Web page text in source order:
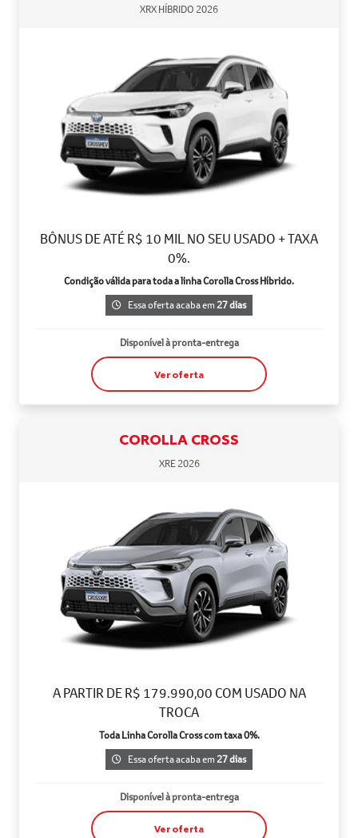
XRX HÍBRIDO 2026
BÔNUS DE ATÉ R$ 10 MIL NO SEU USADO + TAXA
0%.
Condição válida para toda a linha Corolla Cross Híbrido.
Essa oferta acaba em27 dias
Disponível à pronta-entrega
Ver oferta
COROLLA CROSS
XRE 2026
A PARTIR DE R$ 179.990,00 COM USADO NA
TROCA
Toda Linha Corolla Cross com taxa 0%.
Essa oferta acaba em27 dias
Disponível à pronta-entrega
Ver oferta